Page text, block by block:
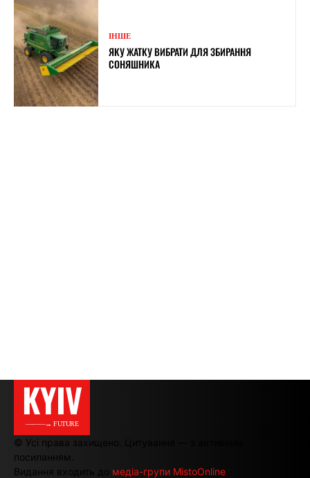
ІНШЕ
ЯКУ ЖАТКУ ВИБРАТИ ДЛЯ ЗБИРАННЯ
СОНЯШНИКА
KYIV
———→ FUTURE
© Усі права захищено. Цитування — з активним
посиланням.
Видання входить до медіа-групи MistoOnline